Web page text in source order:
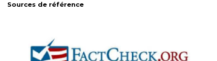
Sources de référence